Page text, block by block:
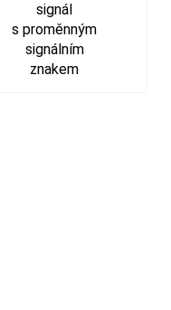
signál
s proměnným
signálním
znakem